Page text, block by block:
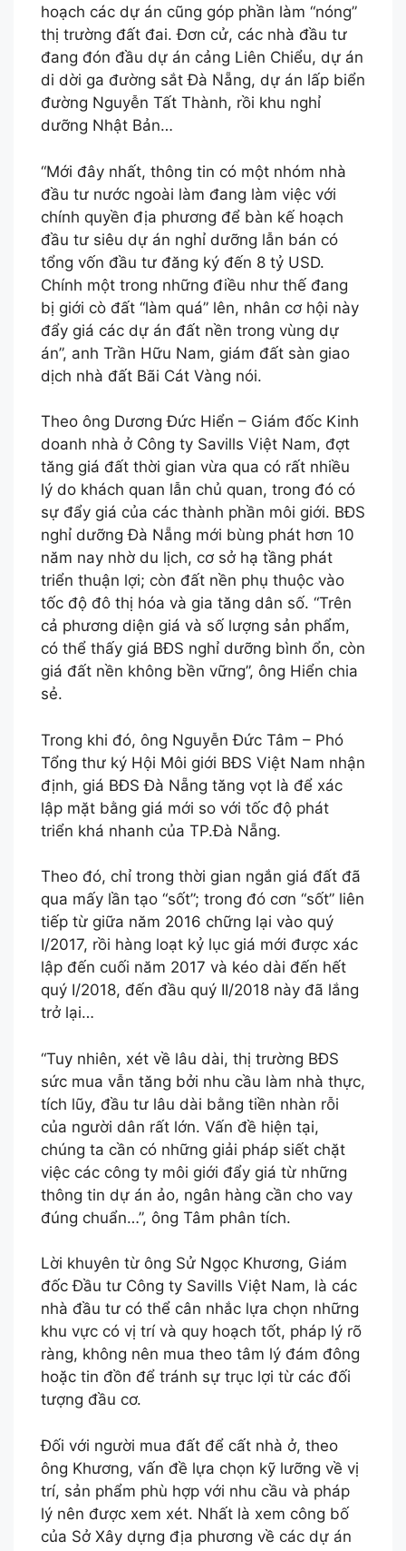
hoạch các dự án cũng góp phần làm “nóng”
thị trường đất đai. Đơn cử, các nhà đầu tư
đang đón đầu dự án cảng Liên Chiểu, dự án
di dời ga đường sắt Đà Nẵng, dự án lấp biển
đường Nguyễn Tất Thành, rồi khu nghỉ
dưỡng Nhật Bản…
“Mới đây nhất, thông tin có một nhóm nhà
đầu tư nước ngoài làm đang làm việc với
chính quyền địa phương để bàn kế hoạch
đầu tư siêu dự án nghỉ dưỡng lẫn bán có
tổng vốn đầu tư đăng ký đến 8 tỷ USD.
Chính một trong những điều như thế đang
bị giới cò đất “làm quá” lên, nhân cơ hội này
đẩy giá các dự án đất nền trong vùng dự
án”, anh Trần Hữu Nam, giám đất sàn giao
dịch nhà đất Bãi Cát Vàng nói.
Theo ông Dương Đức Hiển – Giám đốc Kinh
doanh nhà ở Công ty Savills Việt Nam, đợt
tăng giá đất thời gian vừa qua có rất nhiều
lý do khách quan lẫn chủ quan, trong đó có
sự đẩy giá của các thành phần môi giới. BĐS
nghỉ dưỡng Đà Nẵng mới bùng phát hơn 10
năm nay nhờ du lịch, cơ sở hạ tầng phát
triển thuận lợi; còn đất nền phụ thuộc vào
tốc độ đô thị hóa và gia tăng dân số. “Trên
cả phương diện giá và số lượng sản phẩm,
có thể thấy giá BĐS nghỉ dưỡng bình ổn, còn
giá đất nền không bền vững”, ông Hiển chia
sẻ.
Trong khi đó, ông Nguyễn Đức Tâm – Phó
Tổng thư ký Hội Môi giới BĐS Việt Nam nhận
định, giá BĐS Đà Nẵng tăng vọt là để xác
lập mặt bằng giá mới so với tốc độ phát
triển khá nhanh của TP.Đà Nẵng.
Theo đó, chỉ trong thời gian ngắn giá đất đã
qua mấy lần tạo “sốt”; trong đó cơn “sốt” liên
tiếp từ giữa năm 2016 chững lại vào quý
I/2017, rồi hàng loạt kỷ lục giá mới được xác
lập đến cuối năm 2017 và kéo dài đến hết
quý I/2018, đến đầu quý II/2018 này đã lắng
trở lại…
“Tuy nhiên, xét về lâu dài, thị trường BĐS
sức mua vẫn tăng bởi nhu cầu làm nhà thực,
tích lũy, đầu tư lâu dài bằng tiền nhàn rỗi
của người dân rất lớn. Vấn đề hiện tại,
chúng ta cần có những giải pháp siết chặt
việc các công ty môi giới đẩy giá từ những
thông tin dự án ảo, ngân hàng cần cho vay
đúng chuẩn…”, ông Tâm phân tích.
Lời khuyên từ ông Sử Ngọc Khương, Giám
đốc Đầu tư Công ty Savills Việt Nam, là các
nhà đầu tư có thể cân nhắc lựa chọn những
khu vực có vị trí và quy hoạch tốt, pháp lý rõ
ràng, không nên mua theo tâm lý đám đông
hoặc tin đồn để tránh sự trục lợi từ các đối
tượng đầu cơ.
Đối với người mua đất để cất nhà ở, theo
ông Khương, vấn đề lựa chọn kỹ lưỡng về vị
trí, sản phẩm phù hợp với nhu cầu và pháp
lý nên được xem xét. Nhất là xem công bố
của Sở Xây dựng địa phương về các dự án